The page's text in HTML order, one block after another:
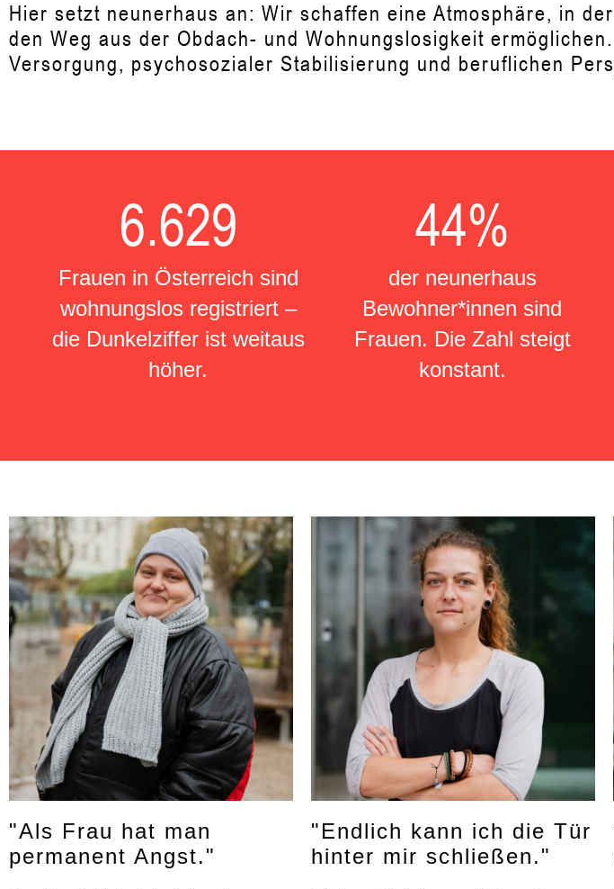
Hier setzt neunerhaus an: Wir schaffen eine Atmosphäre, in
den Weg aus der Obdach- und Wohnungslosigkeit
Versorgung, psychosozialer Stabilisierung und beruflichen
Frauen in Österreich sind
wohnungslos registriert –
die Dunkelziffer ist weitaus
höher.
6.629
der neunerhaus
Bewohner*innen sind
Frauen. Die Zahl steigt
konstant.
44%
"Als Frau hat man
permanent Angst."
"Endlich kann ich die Tür
hinter mir schließen."